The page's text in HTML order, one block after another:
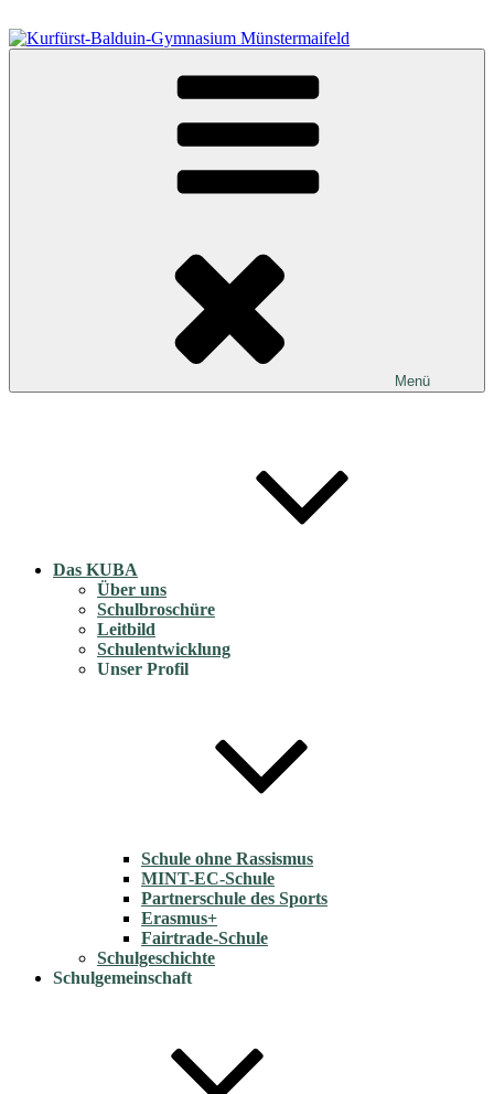
Inhalt
springen
Kurfürst-Balduin-Gymnasium Münstermaifeld
Menü
Das KUBA
Über uns
Schulbroschüre
Leitbild
Schulentwicklung
Unser Profil
Schule ohne Rassismus
MINT-EC-Schule
Partnerschule des Sports
Erasmus+
Fairtrade-Schule
Schulgeschichte
Schulgemeinschaft